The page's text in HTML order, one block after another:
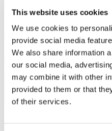
This website uses cookies
We use cookies to
provide social media
We also share information
our social media,
may combine it with other
provided to them or that
of their services.
Vi er et førende
stærke
Tilmeld dig nyheder og
København